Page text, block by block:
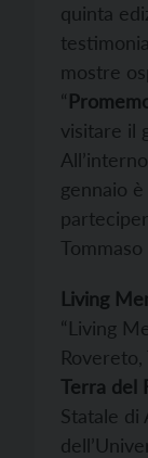
quinta
mostre
“
visitare il
gennaio
Living
“Living
Rovereto,
Terra del
Statale di